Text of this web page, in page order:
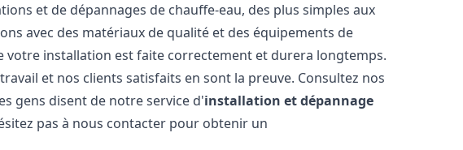
et de dépannages de chauffe-eau, des plus simples aux
avec des matériaux de qualité et des équipements de
votre installation est faite correctement et durera longtemps.
et nos clients satisfaits en sont la preuve. Consultez nos
gens disent de notre service d'installation et dépannage
pas à nous contacter pour obtenir un